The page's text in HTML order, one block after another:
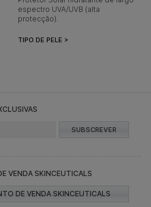
espectro UVA/UVB (alta
protecção).
TIPO DE PELE >
SUBSCREVER
VENDA SKINCEUTICALS
DE VENDA SKINCEUTICALS